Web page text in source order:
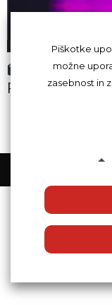
FOTO/
Piškotke
možne
zasebnost in
Potrebni